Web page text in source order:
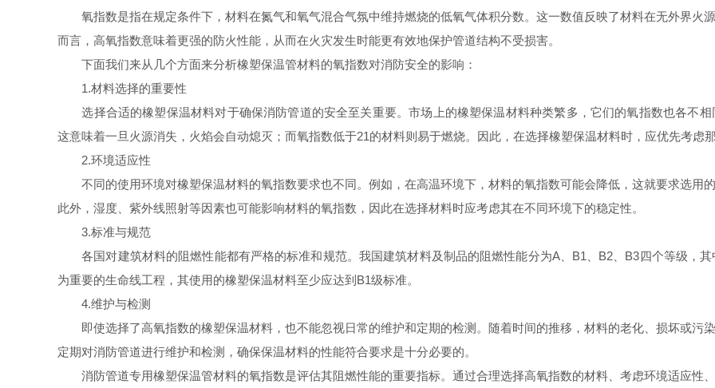
氧指数是指在规定条件下，材料在氮气和氧气混合气氛中维持燃烧的低氧气体积分数。这一数值反映了材料在无外界火
而言，高氧指数意味着更强的防火性能，从而在火灾发生时能更有效地保护管道结构不受损害。
下面我们来从几个方面来分析橡塑保温管材料的氧指数对消防安全的影响：
1.材料选择的重要性
选择合适的橡塑保温材料对于确保消防管道的安全至关重要。市场上的橡塑保温材料种类繁多，它们的氧指数也各不
这意味着一旦火源消失，火焰会自动熄灭；而氧指数低于21的材料则易于燃烧。因此，在选择橡塑保温材料时，应优先考虑
2.环境适应性
不同的使用环境对橡塑保温材料的氧指数要求也不同。例如，在高温环境下，材料的氧指数可能会降低，这就要求选用
此外，湿度、紫外线照射等因素也可能影响材料的氧指数，因此在选择材料时应考虑其在不同环境下的稳定性。
3.标准与规范
各国对建筑材料的阻燃性能都有严格的标准和规范。我国建筑材料及制品的阻燃性能分为A、B1、B2、B3四个等级，
为重要的生命线工程，其使用的橡塑保温材料至少应达到B1级标准。
4.维护与检测
即使选择了高氧指数的橡塑保温材料，也不能忽视日常的维护和定期的检测。随着时间的推移，材料的老化、损坏或污
定期对消防管道进行维护和检测，确保保温材料的性能符合要求是十分必要的。
消防管道专用橡塑保温管材料的氧指数是评估其阻燃性能的重要指标。通过合理选择高氧指数的材料、考虑环境适应性